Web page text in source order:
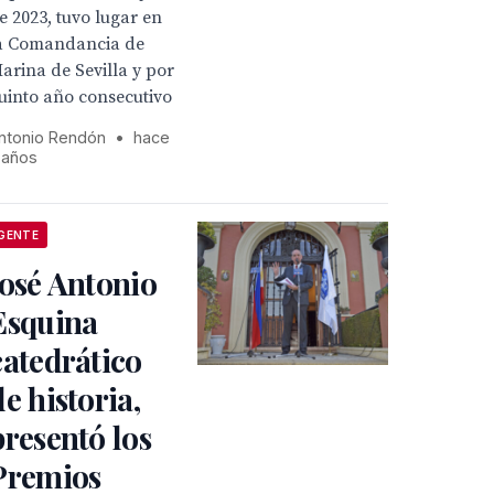
2023, tuvo lugar en
Comandancia de
de Sevilla y por
año consecutivo
Rendón •
hace
Antonio
historia,
los